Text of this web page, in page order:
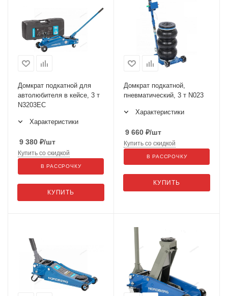
Домкрат подкатной для
автолюбителя в кейсе, 3 т
N3203EC
Характеристики
9 380 ₽/шт
КУПИТЬ
Купить со скидкой
В РАССРОЧКУ
Домкрат подкатной,
пневматический, 3 т N023
Характеристики
9 660 ₽/шт
КУПИТЬ
Купить со скидкой
В РАССРОЧКУ